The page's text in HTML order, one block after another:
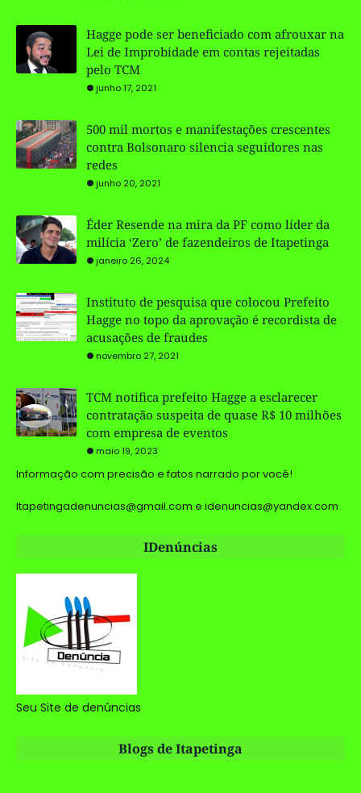
Hagge pode ser beneficiado com afrouxar na
Lei de Improbidade em contas rejeitadas
pelo TCM
junho 17, 2021
500 mil mortos e manifestações crescentes
contra Bolsonaro silencia seguidores nas
redes
junho 20, 2021
Éder Resende na mira da PF como líder da
milícia ‘Zero’ de fazendeiros de Itapetinga
janeiro 26, 2024
Instituto de pesquisa que colocou Prefeito
Hagge no topo da aprovação é recordista de
acusações de fraudes
novembro 27, 2021
TCM notifica prefeito Hagge a esclarecer
contratação suspeita de quase R$ 10 milhões
com empresa de eventos
maio 19, 2023
Informação com precisão e fatos narrado por você!
Itapetingadenuncias@gmail.com e idenuncias@yandex.com
IDenúncias
Seu Site de denúncias
Blogs de Itapetinga